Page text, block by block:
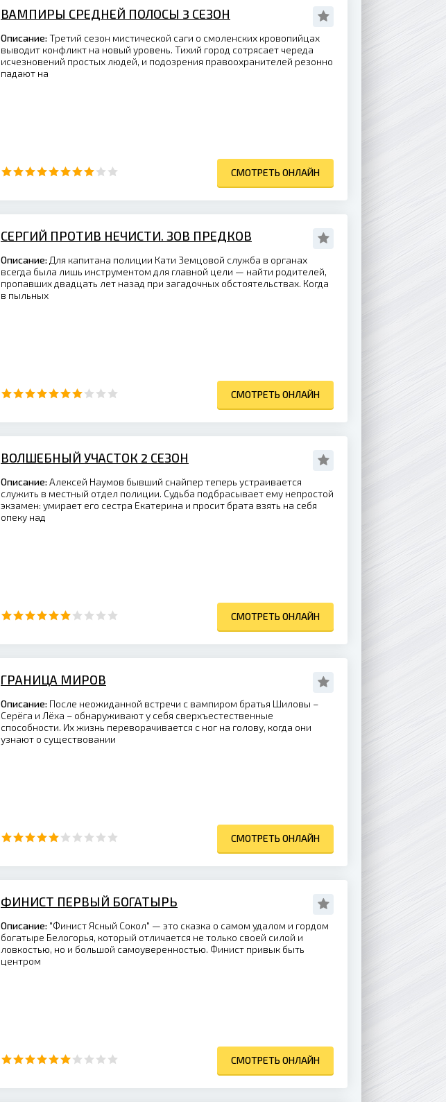
ВАМПИРЫ СРЕДНЕЙ ПОЛОСЫ 3 СЕЗОН
Описание: Третий сезон мистической саги о смоленских кровопийцах
выводит конфликт на новый уровень. Тихий город сотрясает череда
исчезновений простых людей, и подозрения правоохранителей резонно
падают на
СМОТРЕТЬ ОНЛАЙН
СЕРГИЙ ПРОТИВ НЕЧИСТИ. ЗОВ ПРЕДКОВ
Описание: Для капитана полиции Кати Земцовой служба в органах
всегда была лишь инструментом для главной цели — найти родителей,
пропавших двадцать лет назад при загадочных обстоятельствах. Когда
в пыльных
СМОТРЕТЬ ОНЛАЙН
ВОЛШЕБНЫЙ УЧАСТОК 2 СЕЗОН
Описание: Алексей Наумов бывший снайпер теперь устраивается
служить в местный отдел полиции. Судьба подбрасывает ему непростой
экзамен: умирает его сестра Екатерина и просит брата взять на себя
опеку над
СМОТРЕТЬ ОНЛАЙН
ГРАНИЦА МИРОВ
Описание: После неожиданной встречи с вампиром братья Шиловы –
Серёга и Лёха – обнаруживают у себя сверхъестественные
способности. Их жизнь переворачивается с ног на голову, когда они
узнают о существовании
СМОТРЕТЬ ОНЛАЙН
ФИНИСТ ПЕРВЫЙ БОГАТЫРЬ
Описание: "Финист Ясный Сокол" — это сказка о самом удалом и гордом
богатыре Белогорья, который отличается не только своей силой и
ловкостью, но и большой самоуверенностью. Финист привык быть
центром
СМОТРЕТЬ ОНЛАЙН